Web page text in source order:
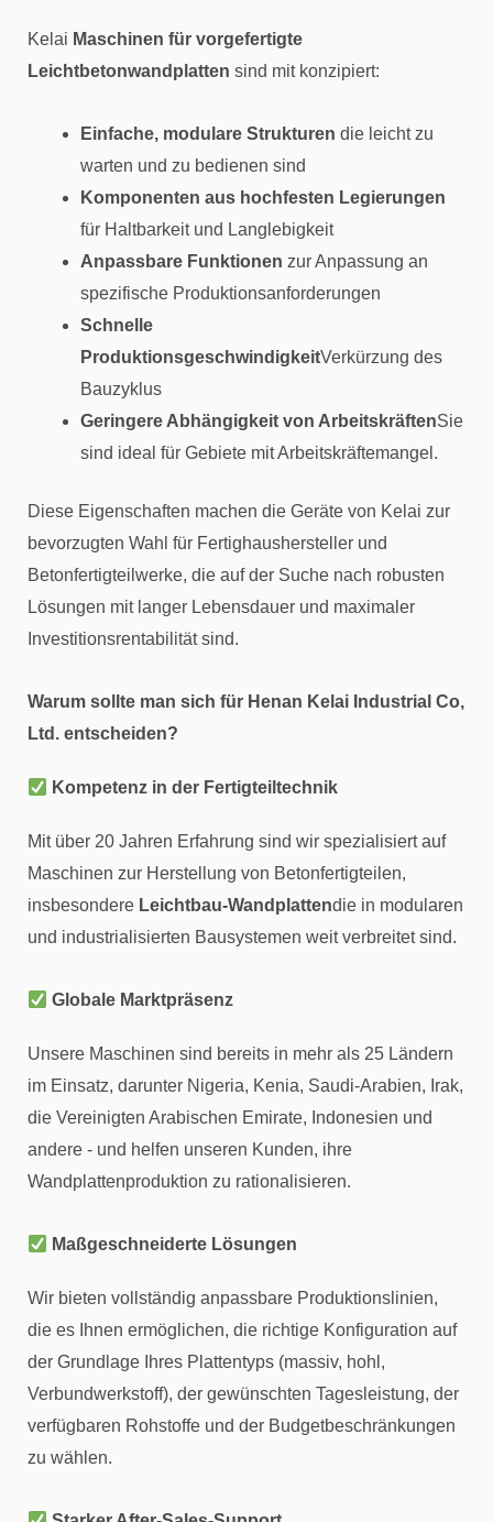
Kelai Maschinen für vorgefertigte
Leichtbetonwandplatten sind mit konzipiert:
Einfache, modulare Strukturen die leicht zu
warten und zu bedienen sind
Komponenten aus hochfesten Legierungen
für Haltbarkeit und Langlebigkeit
Anpassbare Funktionen zur Anpassung an
spezifische Produktionsanforderungen
Schnelle
ProduktionsgeschwindigkeitVerkürzung des
Bauzyklus
Geringere Abhängigkeit von ArbeitskräftenSie
sind ideal für Gebiete mit Arbeitskräftemangel.
Diese Eigenschaften machen die Geräte von Kelai zur
bevorzugten Wahl für Fertighaushersteller und
Betonfertigteilwerke, die auf der Suche nach robusten
Lösungen mit langer Lebensdauer und maximaler
Investitionsrentabilität sind.
Warum sollte man sich für Henan Kelai Industrial Co,
Ltd. entscheiden?
Kompetenz in der Fertigteiltechnik
Mit über 20 Jahren Erfahrung sind wir spezialisiert auf
Maschinen zur Herstellung von Betonfertigteilen,
insbesondere Leichtbau-Wandplattendie in modularen
und industrialisierten Bausystemen weit verbreitet sind.
Globale Marktpräsenz
Unsere Maschinen sind bereits in mehr als 25 Ländern
im Einsatz, darunter Nigeria, Kenia, Saudi-Arabien, Irak,
die Vereinigten Arabischen Emirate, Indonesien und
andere - und helfen unseren Kunden, ihre
Wandplattenproduktion zu rationalisieren.
Maßgeschneiderte Lösungen
Wir bieten vollständig anpassbare Produktionslinien,
die es Ihnen ermöglichen, die richtige Konfiguration auf
der Grundlage Ihres Plattentyps (massiv, hohl,
Verbundwerkstoff), der gewünschten Tagesleistung, der
verfügbaren Rohstoffe und der Budgetbeschränkungen
zu wählen.